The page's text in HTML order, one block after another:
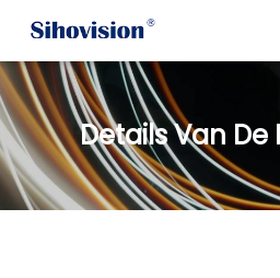
Details Van